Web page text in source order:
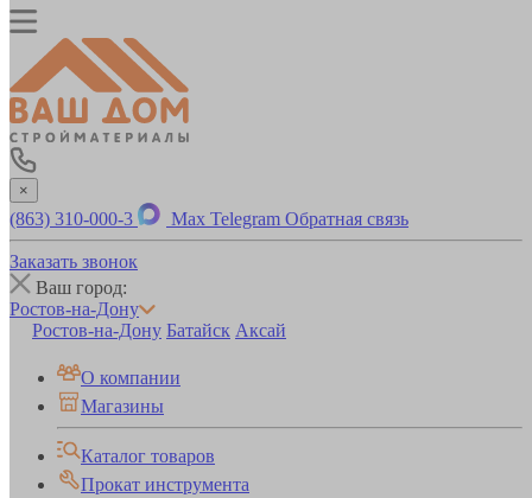
×
(863) 310-000-3 Max Telegram Обратная связь
Заказать звонок
Ваш город:
Ростов-на-Дону
Ростов-на-Дону Батайск Аксай
О компании
Магазины
Каталог товаров
Прокат инструмента